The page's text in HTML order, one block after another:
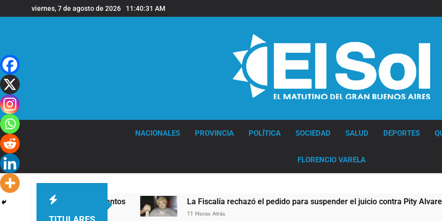
al
viernes, 7 de agosto de 2026 11:40:33 AM
NACIONALES PROVINCIA POLÍTICA SOCIEDAD SALUD DEPORTES
FLORENCIO VARELA
La Fiscalía rechazó el pedido para suspender el juicio contra Pity Alvarez 67